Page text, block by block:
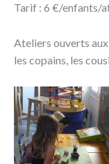
Tarif : 6 €/enfants/
Ateliers ouverts
les copains, les